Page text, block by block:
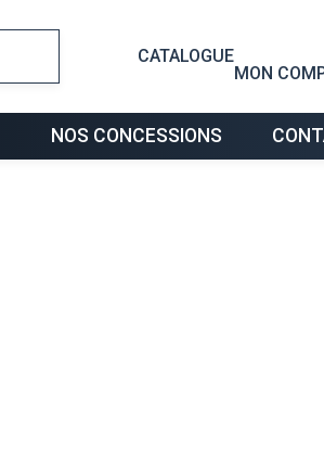
CATALOGUE
MON
NOS CONCESSIONS